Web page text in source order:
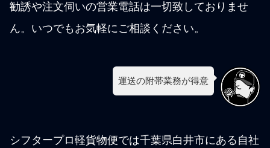
勧誘や注文伺いの営業電話は一切致しておりませ
ん。いつでもお気軽にご相談ください。
運送の附帯業務が得意
シフタープロ軽貨物便では千葉県白井市にある自社